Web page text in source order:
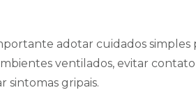
adotar cuidados simples
ventilados, evitar
sintomas gripais.